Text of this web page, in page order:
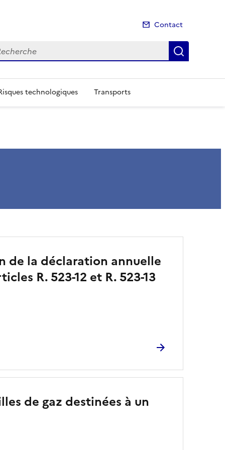
Contact
technologiques Transports
de la déclaration annuelle
R. 523-12 et R. 523-13
de gaz destinées à un